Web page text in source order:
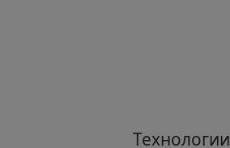
Технологии